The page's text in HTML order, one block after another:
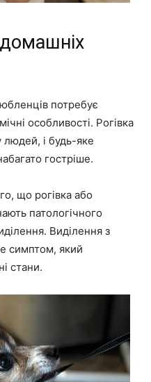
домашніх
потребує
особливості. Рогівка
і будь-яке
гостріше.
що рогівка або
патологічного
Виділення з
симптом, який
стани.